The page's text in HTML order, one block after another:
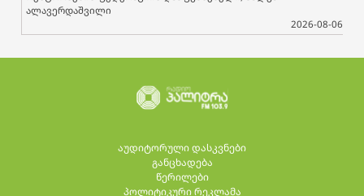
ალავერდაშვილი
2026-08-06
აუდიტორული დასკვნები
განცხადება
წერილები
პოლიტიკური რეკლამა